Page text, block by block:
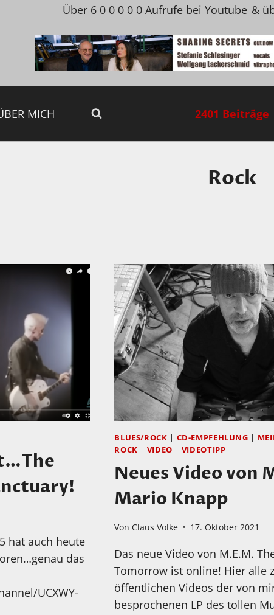
Über 6 0 0 0 0 0 Aufrufe bei Youtube &
MICH 2401 Beiträge
Rock
hat auch heute
das
UCXWY-
BLUES/ROCK | CD-EMPFEHLUNG |
ROCK | VIDEO | VIDEOTIPP
Neues Video von
Mario Knapp
Von Claus Volke 17. Oktober 2021
Das neue Video von M.E.M.
Tomorrow ist online! Hier alle
öffentlichen Videos der von
besprochenen LP des tollen